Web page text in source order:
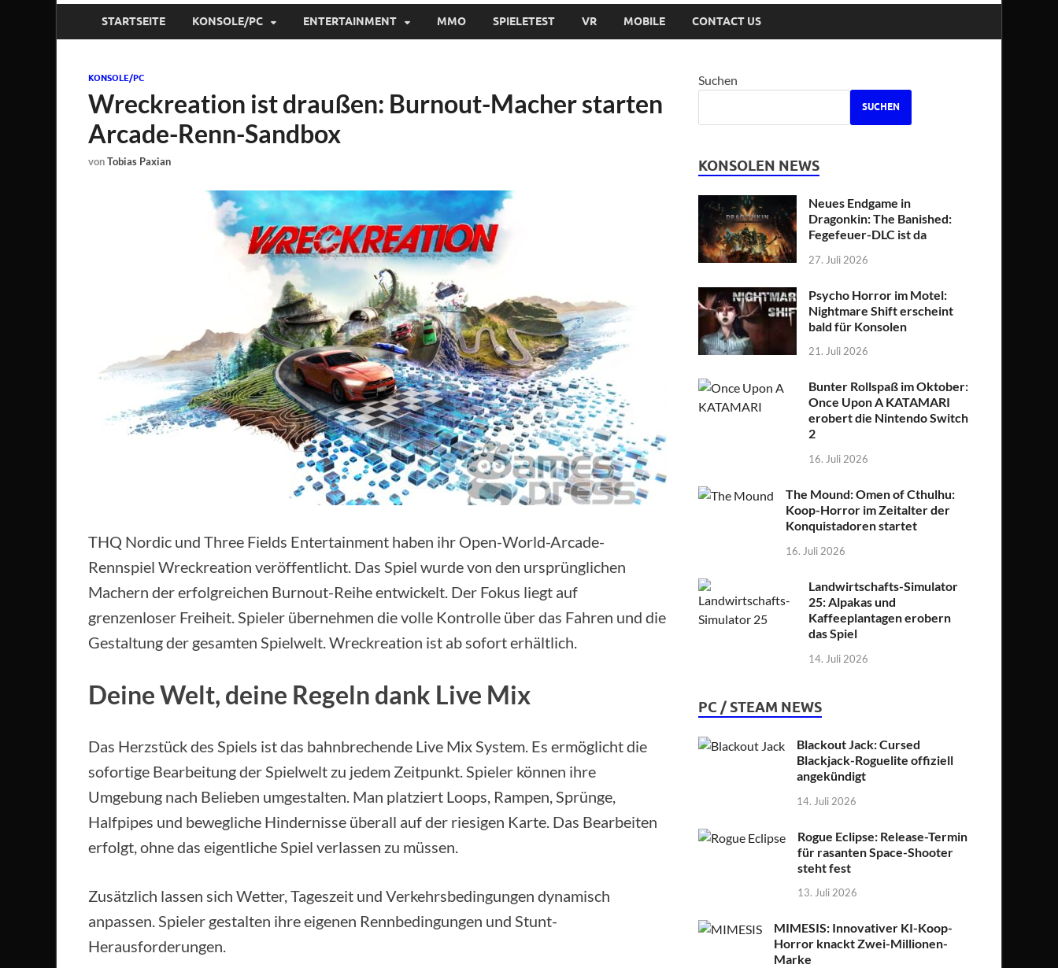
STARTSEITE KONSOLE/PC ENTERTAINMENT MMO SPIELETEST VR MOBILE CONTACT US
KONSOLE/PC
Wreckreation ist draußen: Burnout-Macher starten
Arcade-Renn-Sandbox
vonTobias Paxian
THQ Nordic und Three Fields Entertainment haben ihr Open-World-Arcade-
Rennspiel Wreckreation veröffentlicht. Das Spiel wurde von den ursprünglichen
Machern der erfolgreichen Burnout-Reihe entwickelt. Der Fokus liegt auf
grenzenloser Freiheit. Spieler übernehmen die volle Kontrolle über das Fahren und die
Gestaltung der gesamten Spielwelt. Wreckreation ist ab sofort erhältlich.
Deine Welt, deine Regeln dank Live Mix
Das Herzstück des Spiels ist das bahnbrechende Live Mix System. Es ermöglicht die
sofortige Bearbeitung der Spielwelt zu jedem Zeitpunkt. Spieler können ihre
Umgebung nach Belieben umgestalten. Man platziert Loops, Rampen, Sprünge,
Halfpipes und bewegliche Hindernisse überall auf der riesigen Karte. Das Bearbeiten
erfolgt, ohne das eigentliche Spiel verlassen zu müssen.
Zusätzlich lassen sich Wetter, Tageszeit und Verkehrsbedingungen dynamisch
anpassen. Spieler gestalten ihre eigenen Rennbedingungen und Stunt-
Herausforderungen.
Suchen
SUCHEN
KONSOLEN NEWS
Neues Endgame in
Dragonkin: The Banished:
Fegefeuer-DLC ist da
27. Juli 2026
Psycho Horror im Motel:
Nightmare Shift erscheint
bald für Konsolen
21. Juli 2026
Bunter Rollspaß im Oktober:
Once Upon A KATAMARI
erobert die Nintendo Switch
2
16. Juli 2026
The Mound: Omen of Cthulhu:
Koop-Horror im Zeitalter der
Konquistadoren startet
16. Juli 2026
Landwirtschafts-Simulator
25: Alpakas und
Kaffeeplantagen erobern
das Spiel
14. Juli 2026
PC / STEAM NEWS
Blackout Jack: Cursed
Blackjack-Roguelite offiziell
angekündigt
14. Juli 2026
Rogue Eclipse: Release-Termin
für rasanten Space-Shooter
steht fest
13. Juli 2026
MIMESIS: Innovativer KI-Koop-
Horror knackt Zwei-Millionen-
Marke